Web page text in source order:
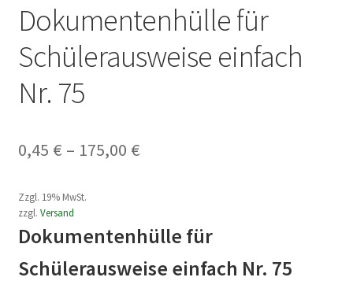
Dokumentenhülle für
Schülerausweise einfach
Nr. 75
0,45 € – 175,00 €Preisspanne:
175,00 €
Zzgl. 19% MwSt.
zzgl. Versand
Dokumentenhülle für
Schülerausweise einfach Nr. 75